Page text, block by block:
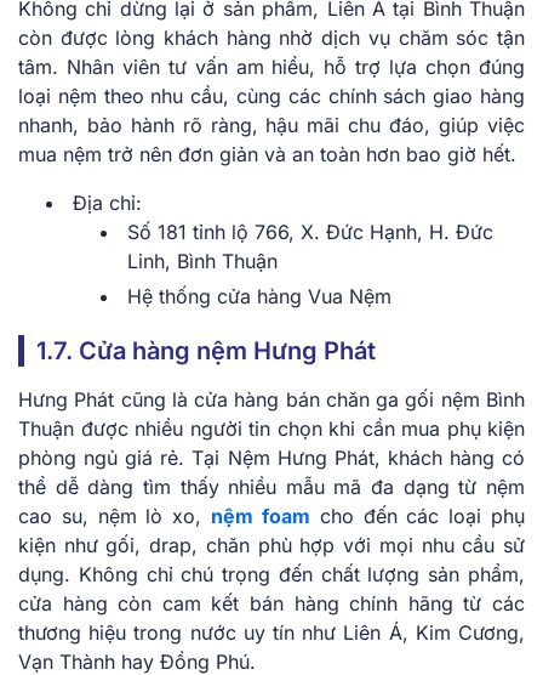
Không chỉ dừng lại ở sản phẩm, Liên Á tại Bình Thuận
còn được lòng khách hàng nhờ dịch vụ chăm sóc tận
tâm. Nhân viên tư vấn am hiểu, hỗ trợ lựa chọn đúng
loại nệm theo nhu cầu, cùng các chính sách giao hàng
nhanh, bảo hành rõ ràng, hậu mãi chu đáo, giúp việc
mua nệm trở nên đơn giản và an toàn hơn bao giờ hết.
Địa chỉ:
Số 181 tỉnh lộ 766, X. Đức Hạnh, H. Đức
Linh, Bình Thuận
Hệ thống cửa hàng Vua Nệm
1.7. Cửa hàng nệm Hưng Phát
Hưng Phát cũng là cửa hàng bán chăn ga gối nệm Bình
Thuận được nhiều người tin chọn khi cần mua phụ kiện
phòng ngủ giá rẻ. Tại Nệm Hưng Phát, khách hàng có
thể dễ dàng tìm thấy nhiều mẫu mã đa dạng từ nệm
cao su, nệm lò xo, nệm foam cho đến các loại phụ
kiện như gối, drap, chăn phù hợp với mọi nhu cầu sử
dụng. Không chỉ chú trọng đến chất lượng sản phẩm,
cửa hàng còn cam kết bán hàng chính hãng từ các
thương hiệu trong nước uy tín như Liên Á, Kim Cương,
Vạn Thành hay Đồng Phú.